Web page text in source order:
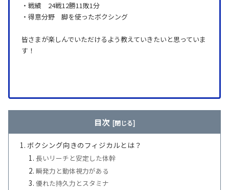
・戦績 24戦12勝11敗1分
・得意分野 脚を使ったボクシング
皆さまが楽しんでいただけるよう教えていきたいと思っていま
す！
目次
ボクシング向きのフィジカルとは？
長いリーチと安定した体幹
瞬発力と動体視力がある
優れた持久力とスタミナ